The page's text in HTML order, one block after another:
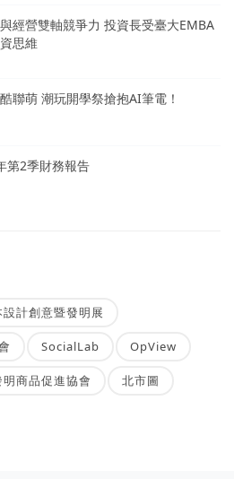
經營雙軸競爭力 投資長受臺大EMBA
思維
聯萌 潮玩開學祭搶抱AI筆電！
第2季財務報告
設計創意暨發明展
SocialLab OpView
明商品促進協會 北市圖